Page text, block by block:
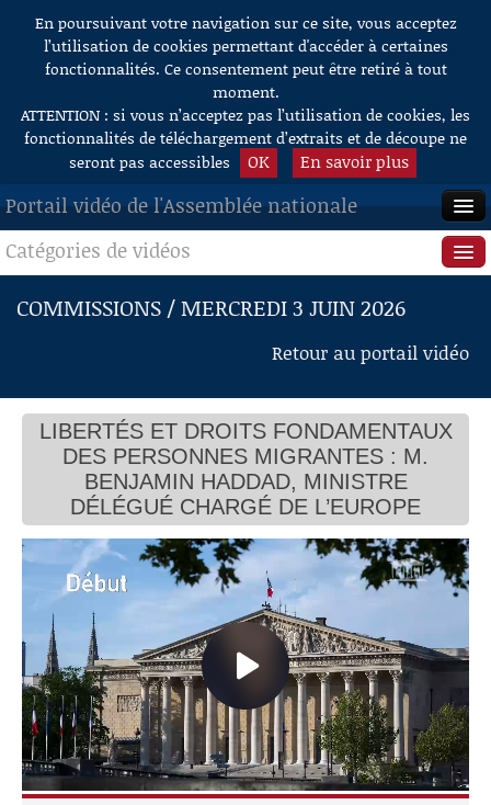
Aller au contenu
En poursuivant votre navigation sur ce site, vous acceptez
l’utilisation de cookies permettant d'accéder à certaines
fonctionnalités. Ce consentement peut être retiré à tout
moment.
ATTENTION : si vous n’acceptez pas l’utilisation de cookies, les
fonctionnalités de téléchargement d’extraits et de découpe ne
seront pas accessibles
OK En savoir plus
Portail vidéo de l'Assemblée nationale
ACCUEIL
EN DIRECT
RECHERCHE
AIDE À LA DÉCOUPE
DE VIDÉOS
Catégories de vidéos
Séance publique
Questions au Gouvernement
Commissions
Présidence
Évènements
Connaissance, Histoire
Autres
COMMISSIONS / MERCREDI 3 JUIN 2026
Retour au portail vidéo
LIBERTÉS ET DROITS FONDAMENTAUX
DES PERSONNES MIGRANTES : M.
BENJAMIN HADDAD, MINISTRE
DÉLÉGUÉ CHARGÉ DE L’EUROPE